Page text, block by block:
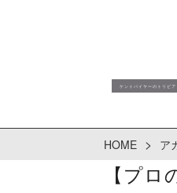
HOME > ア
【プ
ケントバイヤーのトリビア